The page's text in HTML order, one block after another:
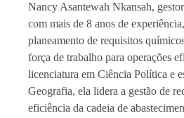
Nancy Asantewah Nkansah,
com mais de 8 anos de
planeamento de requisitos
força de trabalho para operações
licenciatura em Ciência Política e
Geografia, ela lidera a gestão de
eficiência da cadeia de